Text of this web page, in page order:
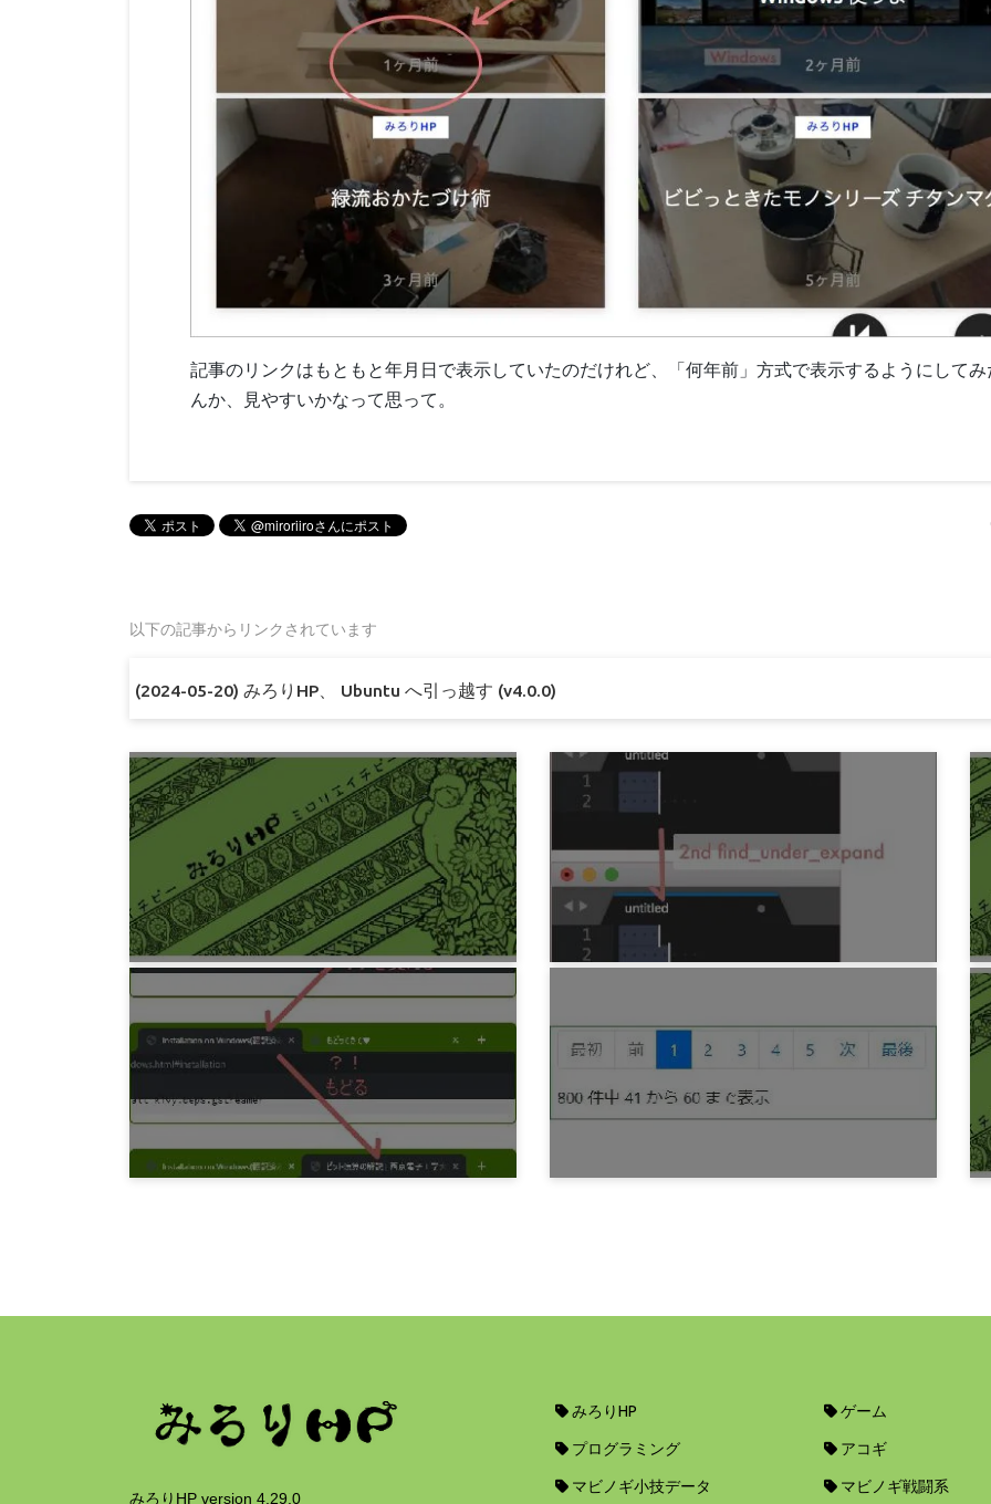
記事のリンクはもともと年月日で表示していたのだけれど、「何年前」方式で表示するようにしてみ
んか、見やすいかなって思って。
以下の記事からリンクされています
(2024-05-20) みろりHP、 Ubuntu へ引っ越す (v4.0.0)
プログラミング
みろりHP v3.7
6年前
Sublime ちゃんの find_under_expand
みろりHP version 4.29.0
みろりHP ゲーム
プログラミング アコギ
マビノギ小技データ マビノギ戦闘系